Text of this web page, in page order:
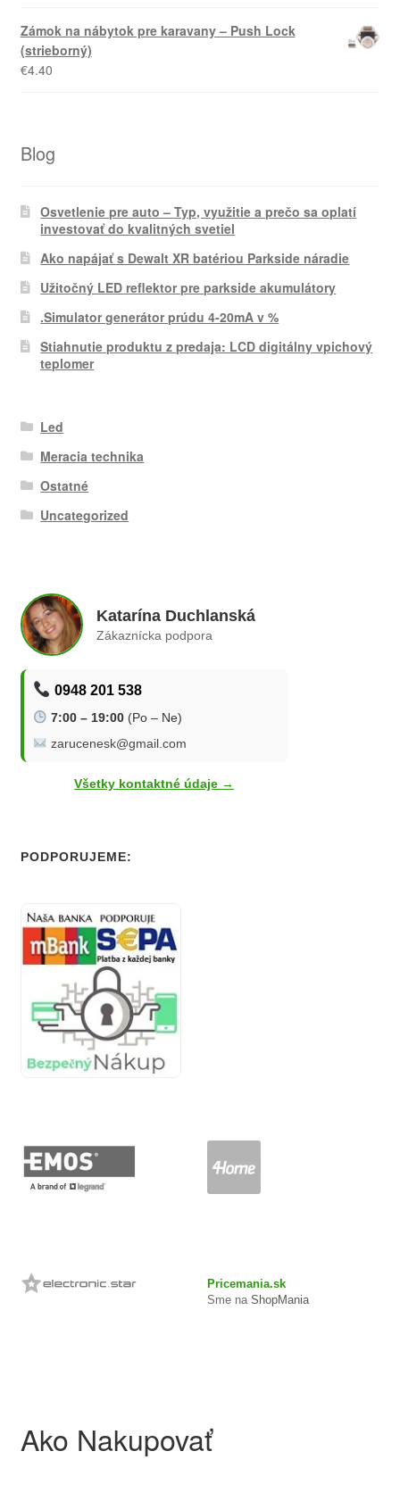
Zámok na nábytok pre karavany – Push Lock
(strieborný)
€4.40
Blog
Osvetlenie pre auto – Typ, využitie a prečo sa oplatí
investovať do kvalitných svetiel
Ako napájať s Dewalt XR batériou Parkside náradie
Užitočný LED reflektor pre parkside akumulátory
.Simulator generátor prúdu 4-20mA v %
Stiahnutie produktu z predaja: LCD digitálny vpichový
teplomer
Led
Meracia technika
Ostatné
Uncategorized
Katarína Duchlanská
Zákaznícka podpora
0948 201 538
7:00 – 19:00 (Po – Ne)
zarucenesk@gmail.com
Všetky kontaktné údaje →
PODPORUJEME:
Pricemania.sk
Sme na ShopMania
Ako Nakupovať